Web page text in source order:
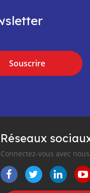
Souscrire
Réseaux
Connectez-vous avec